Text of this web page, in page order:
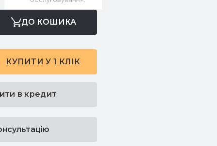
ДО КОШИКА
КУПИТИ У 1 КЛІК
в кредит